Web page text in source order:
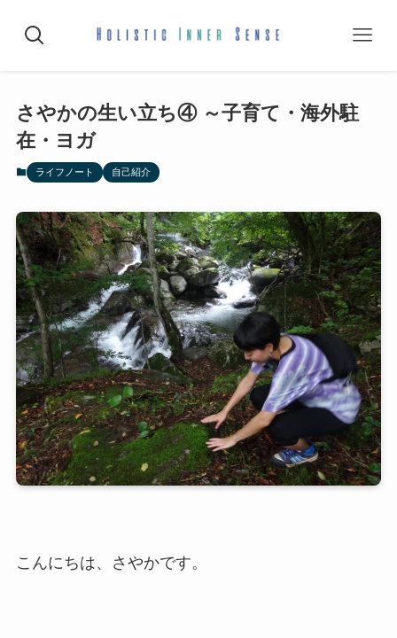
さやかの生い立ち④ ～子育て・海外駐
在・ヨガ
ライフノート 自己紹介
こんにちは、さやかです。